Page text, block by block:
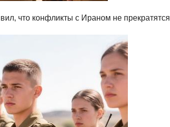
что конфликты с Ираном не прекратятся